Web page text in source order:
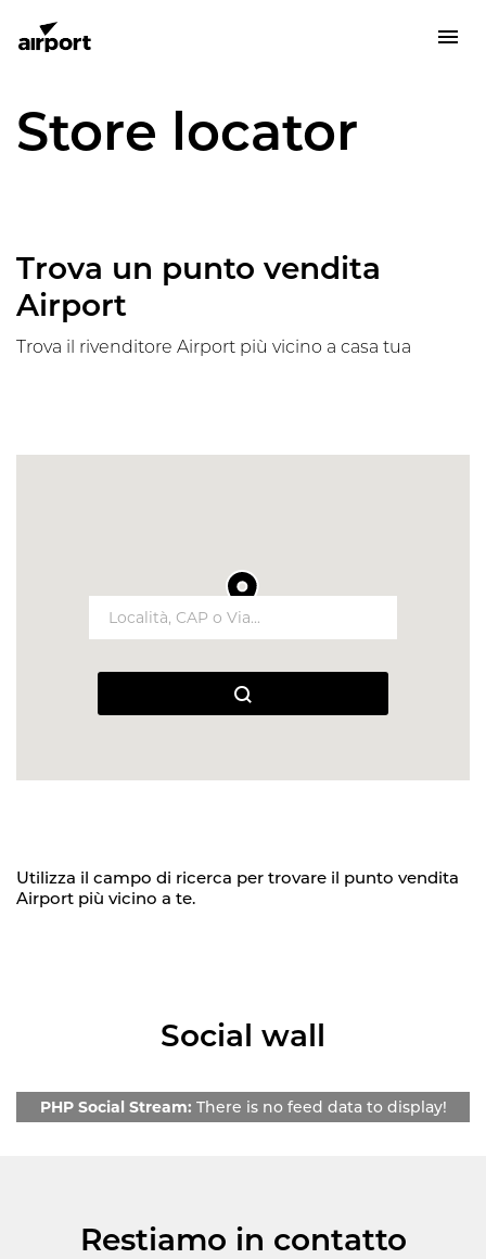
Store locator
Trova un punto vendita
Airport
Trova il rivenditore Airport più vicino a casa tua
Utilizza il campo di ricerca per trovare il punto vendita
Airport più vicino a te.
Social wall
PHP Social Stream: There is no feed data to display!
VEDI TUTTO
Restiamo in contatto